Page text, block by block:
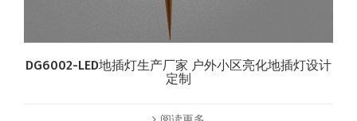
DG6002-LED地插灯生产厂家 户外小区亮化地插灯设计
定制